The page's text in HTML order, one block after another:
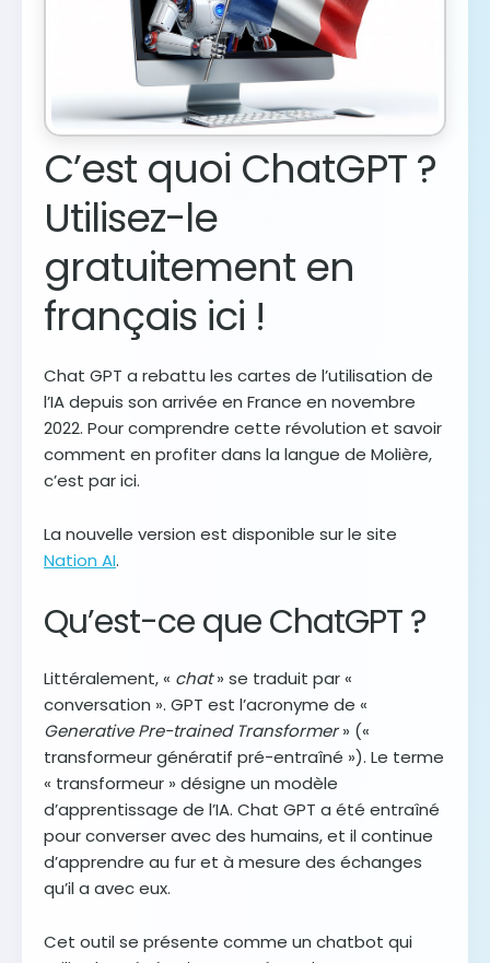
C’est quoi ChatGPT ?
Utilisez-le
gratuitement en
français ici !
Chat GPT a rebattu les cartes de l’utilisation de
l’IA depuis son arrivée en France en novembre
2022. Pour comprendre cette révolution et savoir
comment en profiter dans la langue de Molière,
c’est par ici.
La nouvelle version est disponible sur le site
Nation AI.
Qu’est-ce que ChatGPT ?
Littéralement, « chat» se traduit par «
conversation ». GPT est l’acronyme de «
Generative Pre-trained Transformer» («
transformeur génératif pré-entraîné »). Le terme
« transformeur » désigne un modèle
d’apprentissage de l’IA. Chat GPT a été entraîné
pour converser avec des humains, et il continue
d’apprendre au fur et à mesure des échanges
qu’il a avec eux.
Cet outil se présente comme un chatbot qui